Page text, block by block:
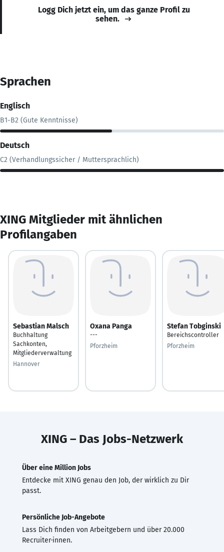
Logg Dich jetzt ein, um das ganze Profil zu
sehen.
Sprachen
Englisch
B1-B2 (Gute Kenntnisse)
Deutsch
C2 (Verhandlungssicher / Muttersprachlich)
XING Mitglieder mit ähnlichen
Profilangaben
Sebastian Malsch
Buchhaltung
Sachkonten,
Mitgliederverwaltung
Hannover
Oxana Panga
---
Pforzheim
Stefan Tobginski
Bereichscontroller
Pforzheim
XING – Das Jobs-Netzwerk
Über eine Million Jobs
Entdecke mit XING genau den Job, der wirklich zu Dir
passt.
Persönliche Job-Angebote
Lass Dich finden von Arbeitgebern und über 20.000
Recruiter·innen.